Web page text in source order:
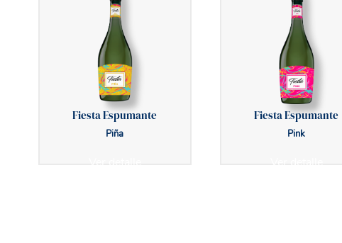
Fiesta Espumante
Piña
Fiesta Espumante
Pink